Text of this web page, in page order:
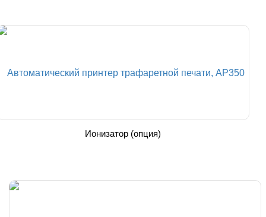
Ионизатор (опция)